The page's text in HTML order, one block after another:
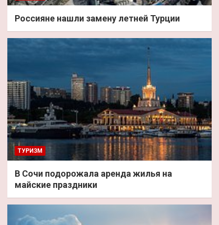
Россияне нашли замену летней Турции
ТУРИЗМ
В Сочи подорожала аренда жилья на
майские праздники